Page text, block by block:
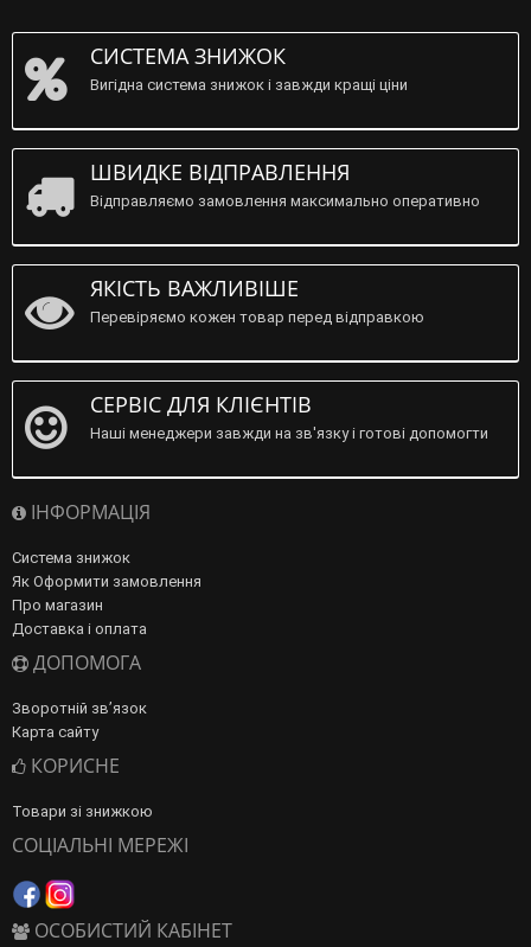
СИСТЕМА ЗНИЖОК
Вигідна система знижок і завжди кращі ціни
ШВИДКЕ ВІДПРАВЛЕННЯ
Відправляємо замовлення максимально оперативно
ЯКІСТЬ ВАЖЛИВІШЕ
Перевіряємо кожен товар перед відправкою
СЕРВІС ДЛЯ КЛІЄНТІВ
Наші менеджери завжди на зв'язку і готові допомогти
ІНФОРМАЦІЯ
Система знижок
Як Оформити замовлення
Про магазин
Доставка і оплата
ДОПОМОГА
Зворотній зв’язок
Карта сайту
КОРИСНЕ
Товари зі знижкою
СОЦІАЛЬНІ МЕРЕЖІ
ОСОБИСТИЙ КАБІНЕТ